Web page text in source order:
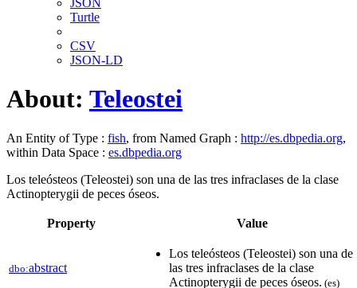
JSON
Turtle
CSV
JSON-LD
About: Teleostei
An Entity of Type : fish, from Named Graph : http://es.dbpedia.org,
within Data Space : es.dbpedia.org
Los teleósteos (Teleostei) son una de las tres infraclases de la clase
Actinopterygii de peces óseos.
Property Value
dbo:abstract
Los teleósteos (Teleostei) son una de
las tres infraclases de la clase
Actinopterygii de peces óseos. (es)